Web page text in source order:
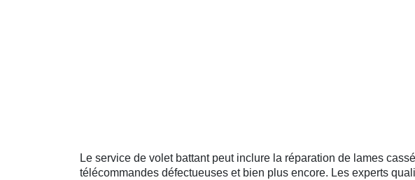
Le service de volet battant peut inclure la réparation de lames
télécommandes défectueuses et bien plus encore. Les experts